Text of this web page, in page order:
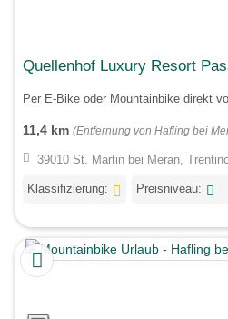
Quellenhof Luxury Resort
Per E-Bike oder Mountainbike direkt
11,4 km (Entfernung von Hafling bei
39010 St. Martin bei Meran,
Klassifizierung: Preisniveau: